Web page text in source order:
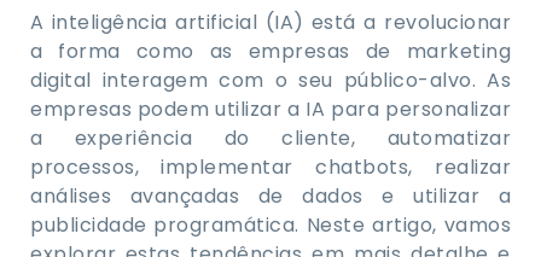
A inteligência artificial (IA) está a revolucionar
a forma como as empresas de marketing
digital interagem com o seu público-alvo. As
empresas podem utilizar a IA para personalizar
a experiência do cliente, automatizar
processos, implementar chatbots, realizar
análises avançadas de dados e utilizar a
publicidade programática. Neste artigo, vamos